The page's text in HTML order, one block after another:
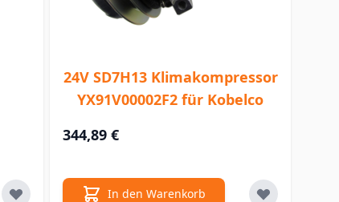
24V SD7H13 Klimakompressor
YX91V00002F2 für Kobelco
344,89 €
In den Warenkorb